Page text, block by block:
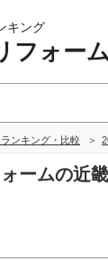
キング
フォーム
ンキング・比較
ームの近